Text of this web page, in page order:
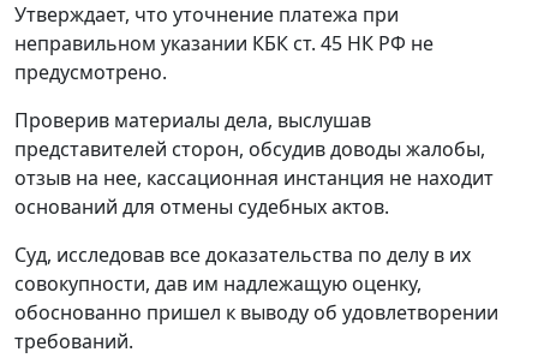
Утверждает, что уточнение платежа при
неправильном указании КБК ст. 45 НК РФ не
предусмотрено.
Проверив материалы дела, выслушав
представителей сторон, обсудив доводы жалобы,
отзыв на нее, кассационная инстанция не находит
оснований для отмены судебных актов.
Суд, исследовав все доказательства по делу в их
совокупности, дав им надлежащую оценку,
обоснованно пришел к выводу об удовлетворении
требований.